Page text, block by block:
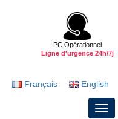
PC Opérationnel
Ligne d'urgence 24h/7j
Français English